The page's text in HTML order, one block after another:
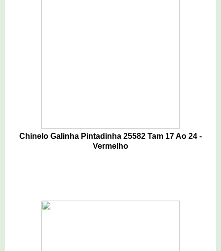
Chinelo Galinha Pintadinha 25582 Tam 17 Ao 24 -
Vermelho